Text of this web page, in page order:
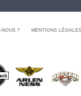
NOUS ? MENTIONS